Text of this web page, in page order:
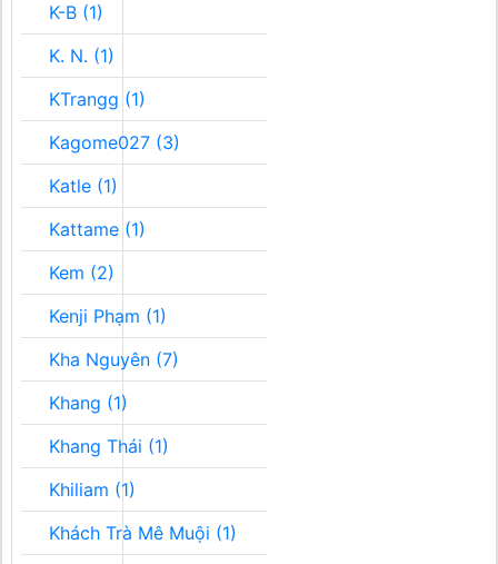
K-B (1)
K. N. (1)
KTrangg (1)
Kagome027 (3)
Katle (1)
Kattame (1)
Kem (2)
Kenji Phạm (1)
Kha Nguyên (7)
Khang (1)
Khang Thái (1)
Khiliam (1)
Khách Trà Mê Muội (1)